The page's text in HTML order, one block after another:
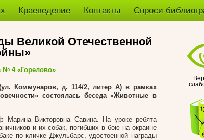
Краеведение Контакты Спроси
Великой Отечественной
№ 4 «Горелово»
ул. Коммунаров, д. 114/2, литер А) в рамках
состоялась беседа «Животные в
Марина Викторовна Савина. На уроке ребята
и их собак, погибших в бою на окраине
по кличке Джульбарс, удостоенной награды